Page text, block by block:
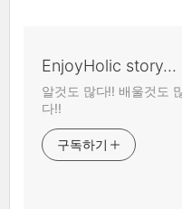
EnjoyHolic story...
알것도 많다!! 배울것도
다!!
구독하기